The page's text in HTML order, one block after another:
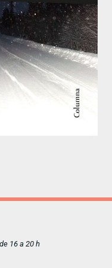
16 a 20 h